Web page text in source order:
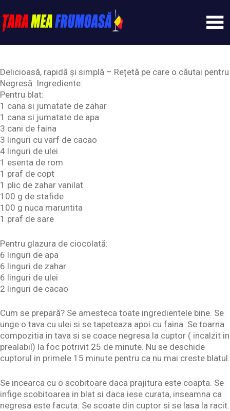
to
content
Tarameafrumoasa
Delicioasă, rapidă și simplă – Rețetă pe care o căutai pentru
Negresă: Ingrediente:
Pentru blat:
1 cana si jumatate de zahar
1 cana si jumatate de apa
3 cani de faina
3 linguri cu varf de cacao
4 linguri de ulei
1 esenta de rom
1 praf de copt
1 plic de zahar vanilat
100 g de stafide
100 g nuca maruntita
1 praf de sare
Pentru glazura de ciocolată:
6 linguri de apa
6 linguri de zahar
6 linguri de ulei
2 linguri de cacao
Cum se prepară? Se amesteca toate ingredientele bine. Se
unge o tava cu ulei si se tapeteaza apoi cu faina. Se toarna
compozitia in tava si se coace negresa la cuptor ( incalzit in
prealabil) la foc potrivit 25 de minute. Nu se deschide
cuptorul in primele 15 minute pentru ca nu mai creste blatul.
Se incearca cu o scobitoare daca prajitura este coapta. Se
infige scobitoarea in blat si daca iese curata, inseamna ca
negresa este facuta. Se scoate din cuptor si se lasa la racit.